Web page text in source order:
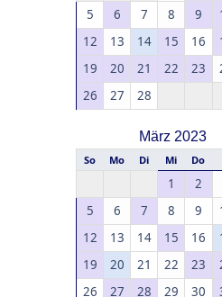
5
6 7 8 9
12
13 14 15 16
19
20 21 22 23
26
27 28
März 2023
So Mo Di Mi Do
1 2
5
6 7 8 9
12
13 14 15 16
19
20 21 22 23
26
27 28 29 30